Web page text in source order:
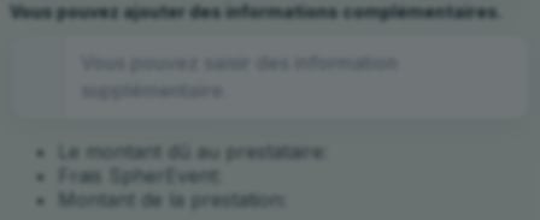
Vous pouvez ajouter des informations complémentaires.
Le montant dû au prestataire:
Frais SpherEvent:
Montant de la prestation: